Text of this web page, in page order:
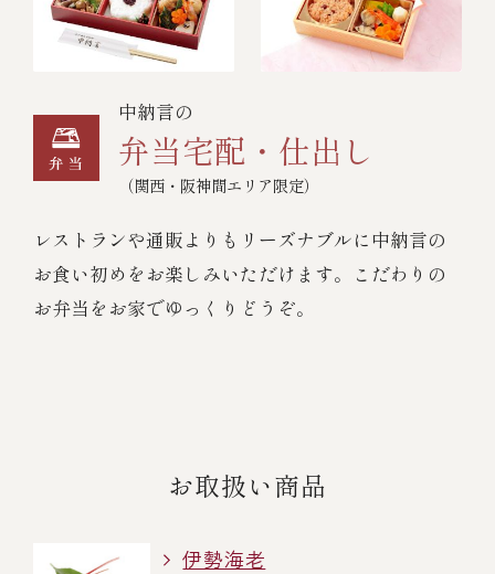
中納言の
弁当宅配・仕出し
（関西・阪神間エリア限定）
レストランや通販よりもリーズナブルに中納言の
お食い初めをお楽しみいただけます。こだわりの
お弁当をお家でゆっくりどうぞ。
お取扱い商品
伊勢海老